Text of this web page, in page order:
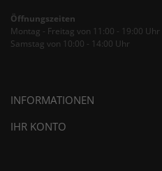
Öffnungszeiten
Montag - Freitag von 11:00 - 19:00 Uhr
Samstag von 10:00 - 14:00 Uhr
INFORMATIONEN
IHR KONTO